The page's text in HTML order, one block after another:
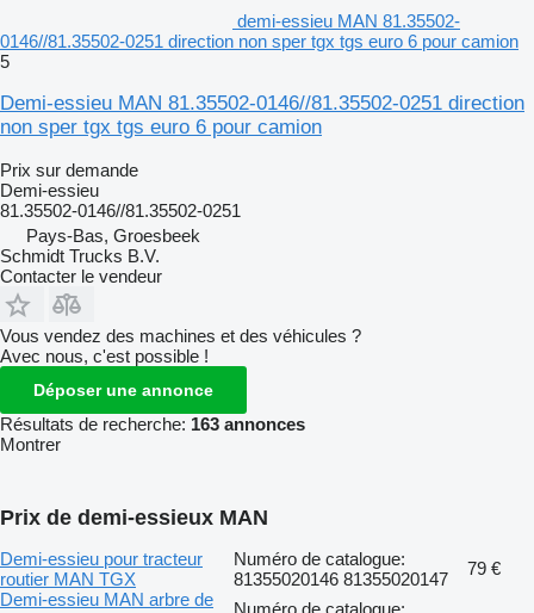
demi-essieu MAN 81.35502-
0146//81.35502-0251 direction non sper tgx tgs euro 6 pour camion
5
Demi-essieu MAN 81.35502-0146//81.35502-0251 direction
non sper tgx tgs euro 6 pour camion
Prix sur demande
Demi-essieu
81.35502-0146//81.35502-0251
Pays-Bas, Groesbeek
Schmidt Trucks B.V.
Contacter le vendeur
Vous vendez des machines et des véhicules ?
Avec nous, c'est possible !
Déposer une annonce
Résultats de recherche: 163 annonces
Montrer
Prix de demi-essieux MAN
Demi-essieu pour tracteur
routier MAN TGX
Numéro de catalogue:
81355020146 81355020147
79 €
Demi-essieu MAN arbre de
Numéro de catalogue: